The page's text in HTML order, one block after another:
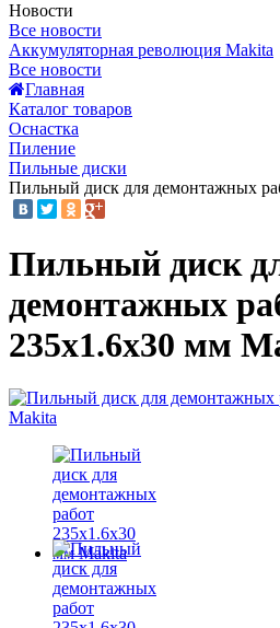
Новости
Все новости
Аккумуляторная революция Makita
Все новости
Главная
Каталог товаров
Оснастка
Пиление
Пильные диски
Пильный диск для демонтажных
Пильный диск
демонтажных
235x1.6x30 мм